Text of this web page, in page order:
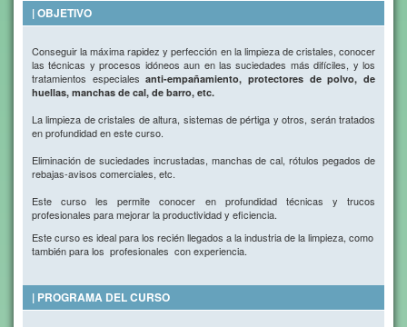
| OBJETIVO
Conseguir la máxima rapidez y perfección en la limpieza de cristales, conocer
las técnicas y procesos idóneos aun en las suciedades más difíciles, y los
tratamientos especialesanti-empañamiento, protectores de polvo, de
huellas, manchas de cal, de barro, etc.
La limpieza de cristales de altura, sistemas de pértiga y otros, serán tratados
en profundidad en este curso.
Eliminación de suciedades incrustadas, manchas de cal, rótulos pegados de
rebajas-avisos comerciales, etc.
Este curso les permite conocer en profundidad técnicas y trucos
profesionales para mejorar la productividad y eficiencia.
Este curso es ideal para los recién llegados a la industria de la limpieza, como
también para los profesionales con experiencia.
| PROGRAMA DEL CURSO